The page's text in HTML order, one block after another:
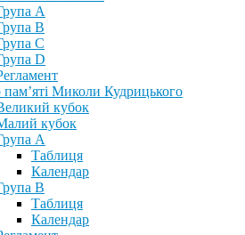
А
В
С
D
пам’яті Миколи Кудрицького
кубок
кубок
А
Таблиця
Календар
В
Таблиця
Календар